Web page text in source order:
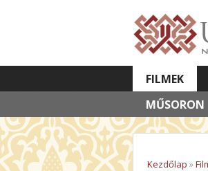
FILMEK
MŰSORON
VETÍTETT
Kezdőlap »